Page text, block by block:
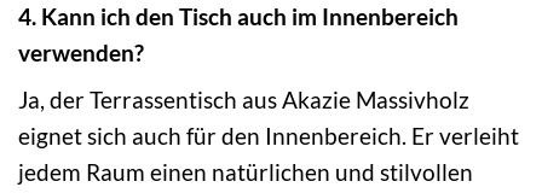
4. Kann ich den Tisch auch im Innenbereich
verwenden?
Ja, der Terrassentisch aus Akazie Massivholz
eignet sich auch für den Innenbereich. Er verleiht
jedem Raum einen natürlichen und stilvollen